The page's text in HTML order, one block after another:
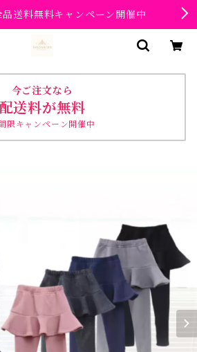
品送料無料キャンペーン開催中
今ご注文なら
配送料が無料
限キャンペーン開催中